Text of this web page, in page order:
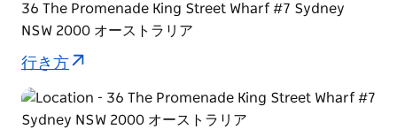
36 The Promenade King Street Wharf #7 Sydney
NSW 2000 オーストラリア
行き方